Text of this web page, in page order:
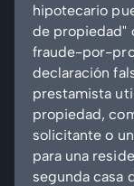
hipotecario
de propiedad"
fraude-por-
declaración
prestamista
propiedad,
solicitante o
para una
segunda casa